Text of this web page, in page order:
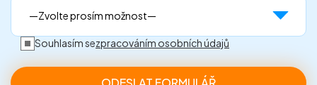
Souhlasím sezpracováním osobních údajů